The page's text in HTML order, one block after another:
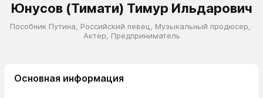
Юнусов (Тимати) Тимур Ильдарович
Пособник Путина, Российский певец , Музыкальный продюсер,
Актер, Предприниматель
Основная информация